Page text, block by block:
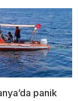
panik